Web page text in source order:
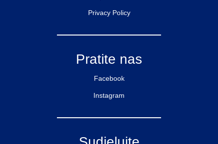
Privacy Policy
Pratite nas
Facebook
Instagram